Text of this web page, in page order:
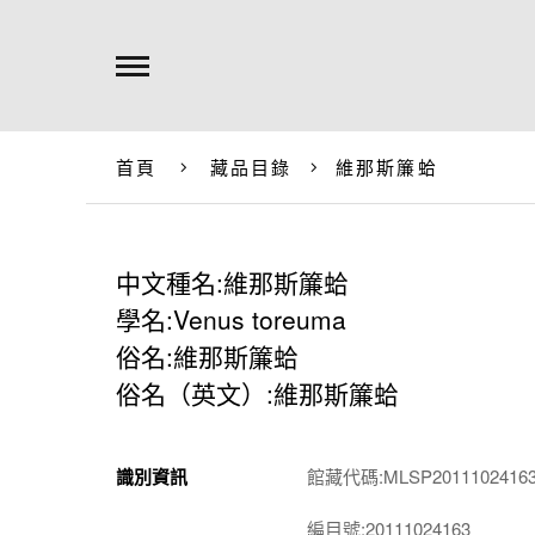
首頁 藏品目錄 維那斯簾蛤
中文種名:維那斯簾蛤
學名:Venus toreuma
俗名:維那斯簾蛤
俗名（英文）:維那斯簾蛤
識別資訊 館藏代碼
編目號:20111024163